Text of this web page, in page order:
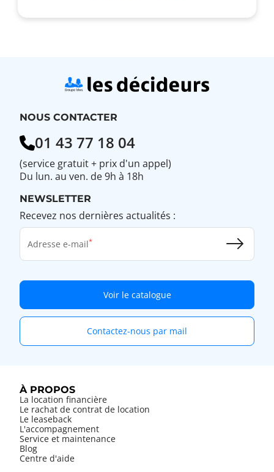
NOUS CONTACTER
01 43 77 18 04
(service gratuit + prix d'un appel)
Du lun. au ven. de 9h à 18h
NEWSLETTER
Recevez nos dernières actualités :
Adresse e-mail
Voir le catalogue
Contactez-nous par mail
À PROPOS
La location financière
Le rachat de contrat de location
Le leaseback
L'accompagnement
Service et maintenance
Blog
Centre d'aide